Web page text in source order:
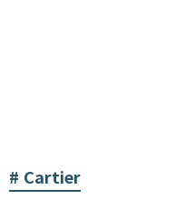
Cartier